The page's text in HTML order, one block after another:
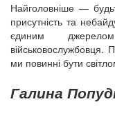
Найголовніше —
присутність та
єдиним
ми повинні бути
Галина